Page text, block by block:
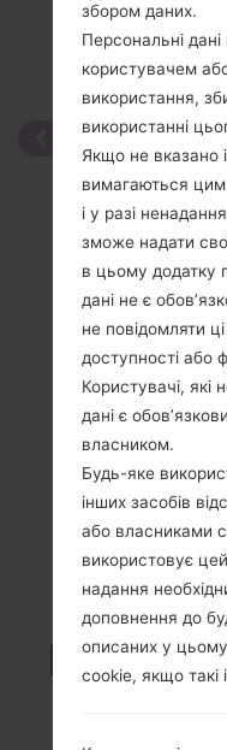
збором даних.
Персональні
користувачем
використання,
використанні
Якщо не вказано
вимагаються цим
і у разі
зможе надати
в цьому додатку
дані не є
не повідомляти
доступності або
Користувачі, які
дані є
власником.
Будь-яке
інших засобів
або власниками
використовує
надання
доповнення до
описаних у цьому
cookie, якщо такі